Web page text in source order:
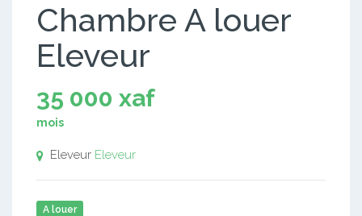
Chambre A louer
Eleveur
35 000 xaf
mois
Eleveur Eleveur
A louer